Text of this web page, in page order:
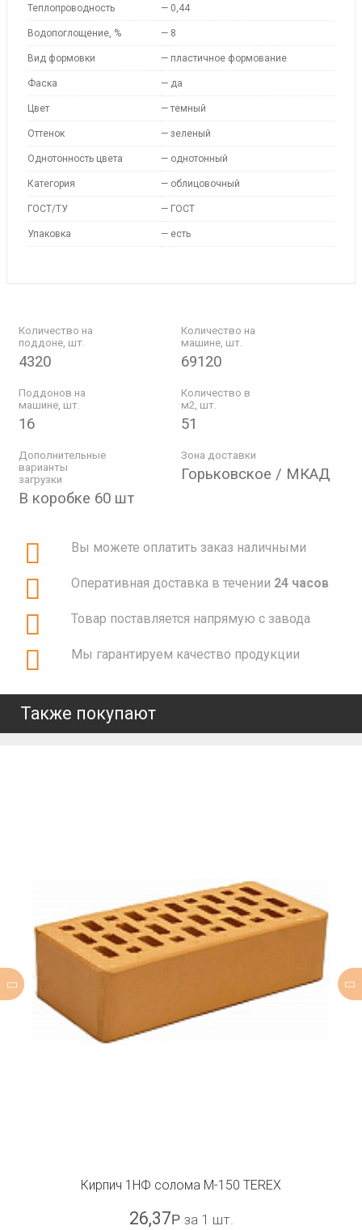
Теплопроводность — 0,44
Водопоглощение, % — 8
Вид формовки — пластичное формование
Фаска — да
Цвет — темный
Оттенок — зеленый
Однотонность цвета — однотонный
Категория — облицовочный
ГОСТ/ТУ — ГОСТ
Упаковка — есть
Количество на
поддоне, шт.
4320
Количество на
машине, шт.
69120
Поддонов на
машине, шт.
16
Количество в
м2, шт.
51
Дополнительные
варианты
загрузки
В коробке 60 шт
Зона доставки
Горьковское / МКАД
Вы можете оплатить заказ наличными
Оперативная доставка в течении 24 часов
Товар поставляется напрямую с завода
Мы гарантируем качество продукции
Также покупают
Кирпич 1НФ солома М-150 TEREX
26,37Р за 1 шт.